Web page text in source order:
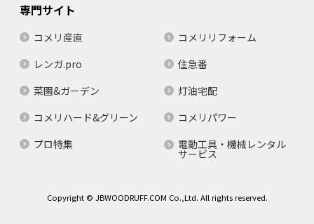
専門サイト
コメリ産直
コメリリフォーム
レンガ.pro
住急番
菜園&ガーデン
灯油宅配
コメリハード&グリーン
コメリパワー
プロ特集
電動工具・機械レンタル
サービス
Copyright © JBWOODRUFF.COM Co.,Ltd. All rights reserved.